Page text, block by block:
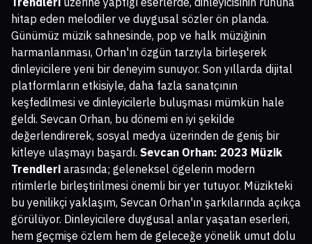
hitap eden melodiler ve duygusal sözler ön planda.
Günümüz müzik sahnesinde, pop ve halk müziğinin
harmanlanması, Orhan'ın özgün tarzıyla birleşerek
dinleyicilere yeni bir deneyim sunuyor. Son yıllarda dijital
platformların etkisiyle, daha fazla sanatçının
keşfedilmesi ve dinleyicilerle buluşması mümkün hale
geldi. Sevcan Orhan, bu dönemi en iyi şekilde
değerlendirerek, sosyal medya üzerinden de geniş bir
kitleye ulaşmayı başardı. Sevcan Orhan: 2023 Müzik
Trendleri arasında; geleneksel ögelerin modern
ritimlerle birleştirilmesi önemli bir yer tutuyor. Müzikteki
bu yenilikçi yaklaşım, Sevcan Orhan'ın şarkılarında açıkça
görülüyor. Dinleyicilere duygusal anlar yaşatan eserleri,
hem geçmişe özlem hem de geleceğe yönelik umut dolu